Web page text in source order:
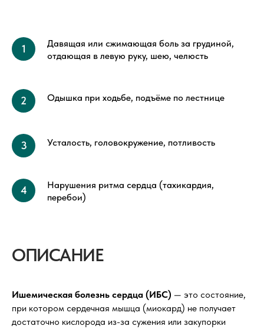
Давящая или сжимающая боль за грудиной,
отдающая в левую руку, шею, челюсть
Одышка при ходьбе, подъёме по лестнице
Усталость, головокружение, потливость
Нарушения ритма сердца (тахикардия,
перебои)
ОПИСАНИЕ
Ишемическая болезнь сердца (ИБС) — это состояние,
при котором сердечная мышца (миокард) не получает
достаточно кислорода из-за сужения или закупорки